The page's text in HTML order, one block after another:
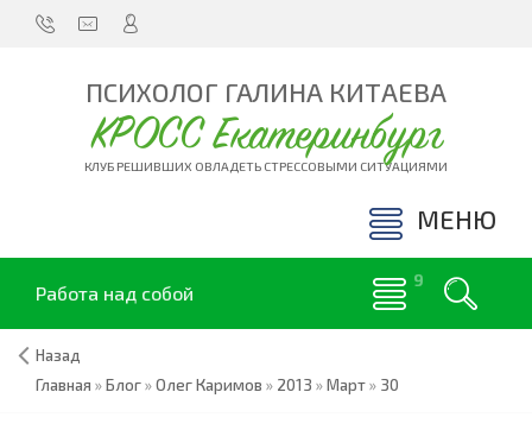
ПСИХОЛОГ ГАЛИНА КИТАЕВА
КРОСС Екатеринбург
КЛУБ РЕШИВШИХ ОВЛАДЕТЬ СТРЕССОВЫМИ СИТУАЦИЯМИ
МЕНЮ
Работа над собой
Назад
Главная »Блог»Олег Каримов » 2013 »Март» 30